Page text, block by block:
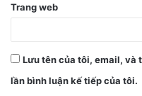
Nói nội dung bạn muốn ghi
Trang web
Lưu tên của tôi, email, và
lần bình luận kế tiếp của tôi.